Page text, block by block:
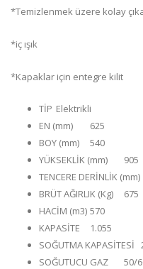
*Temizlenmek üzere kolay
*iç ışık
*Kapaklar için entegre kilit
TİP Elektrikli
EN (mm)
625
BOY (mm)
540
YÜKSEKLİK (mm)
905
TENCERE DERİNLİK (mm)
BRÜT AĞIRLIK (Kg)
675
HACİM (m3) 570
KAPASİTE
1.055
SOĞUTMA KAPASİTESİ
SOĞUTUCU GAZ
50/